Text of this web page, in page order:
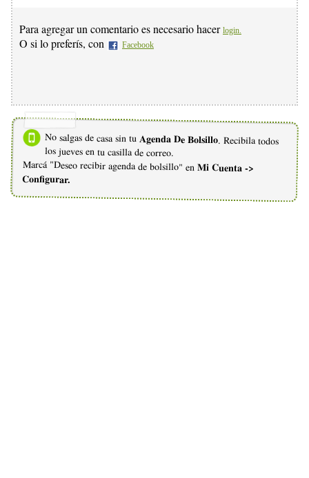
Para agregar un comentario es necesario hacer login.
O si lo preferís, con Facebook
No salgas de casa sin tu Agenda De Bolsillo. Recibila todos
los jueves en tu casilla de correo.
Marcá "Deseo recibir agenda de bolsillo" en Mi Cuenta ->
Configurar.